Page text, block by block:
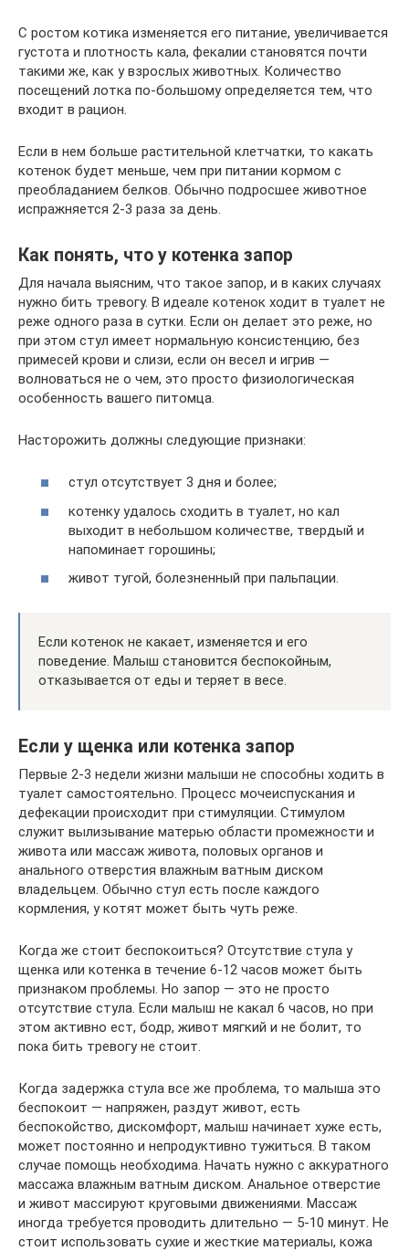
С ростом котика изменяется его питание, увеличивается
густота и плотность кала, фекалии становятся почти
такими же, как у взрослых животных. Количество
посещений лотка по-большому определяется тем, что
входит в рацион.
Если в нем больше растительной клетчатки, то какать
котенок будет меньше, чем при питании кормом с
преобладанием белков. Обычно подросшее животное
испражняется 2-3 раза за день.
Как понять, что у котенка запор
Для начала выясним, что такое запор, и в каких случаях
нужно бить тревогу. В идеале котенок ходит в туалет не
реже одного раза в сутки. Если он делает это реже, но
при этом стул имеет нормальную консистенцию, без
примесей крови и слизи, если он весел и игрив —
волноваться не о чем, это просто физиологическая
особенность вашего питомца.
Насторожить должны следующие признаки:
стул отсутствует 3 дня и более;
котенку удалось сходить в туалет, но кал
выходит в небольшом количестве, твердый и
напоминает горошины;
живот тугой, болезненный при пальпации.
Если котенок не какает, изменяется и его
поведение. Малыш становится беспокойным,
отказывается от еды и теряет в весе.
Если у щенка или котенка запор
Первые 2-3 недели жизни малыши не способны ходить в
туалет самостоятельно. Процесс мочеиспускания и
дефекации происходит при стимуляции. Стимулом
служит вылизывание матерью области промежности и
живота или массаж живота, половых органов и
анального отверстия влажным ватным диском
владельцем. Обычно стул есть после каждого
кормления, у котят может быть чуть реже.
Когда же стоит беспокоиться? Отсутствие стула у
щенка или котенка в течение 6-12 часов может быть
признаком проблемы. Но запор — это не просто
отсутствие стула. Если малыш не какал 6 часов, но при
этом активно ест, бодр, живот мягкий и не болит, то
пока бить тревогу не стоит.
Когда задержка стула все же проблема, то малыша это
беспокоит — напряжен, раздут живот, есть
беспокойство, дискомфорт, малыш начинает хуже есть,
может постоянно и непродуктивно тужиться. В таком
случае помощь необходима. Начать нужно с аккуратного
массажа влажным ватным диском. Анальное отверстие
и живот массируют круговыми движениями. Массаж
иногда требуется проводить длительно — 5-10 минут. Не
стоит использовать сухие и жесткие материалы, кожа